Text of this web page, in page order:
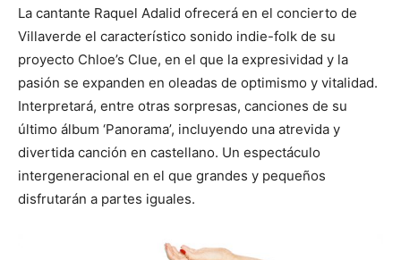
La cantante Raquel Adalid ofrecerá en el concierto de
Villaverde el característico sonido indie-folk de su
proyecto Chloe’s Clue, en el que la expresividad y la
pasión se expanden en oleadas de optimismo y vitalidad.
Interpretará, entre otras sorpresas, canciones de su
último álbum ‘Panorama’, incluyendo una atrevida y
divertida canción en castellano. Un espectáculo
intergeneracional en el que grandes y pequeños
disfrutarán a partes iguales.